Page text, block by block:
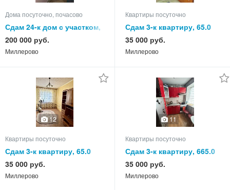
Дома посуточно, почасово
Сдам 24-к дом с участком,
550.0 кв.м, этажей 3
200 000 руб.
Миллерово
Квартиры посуточно
Сдам 3-к квартиру, 65.0
кв.м, этаж 4 из 5
35 000 руб.
Миллерово
12
Квартиры посуточно
Сдам 3-к квартиру, 65.0
кв.м, этаж 3 из 3
35 000 руб.
Миллерово
11
Квартиры посуточно
Сдам 3-к квартиру, 665.0
кв.м, этаж 5 из 5
35 000 руб.
Миллерово